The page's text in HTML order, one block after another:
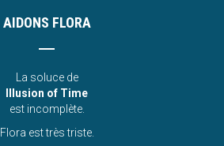
AIDONS FLORA
La soluce de
Illusion of Time
est incomplète.
Flora est très triste.